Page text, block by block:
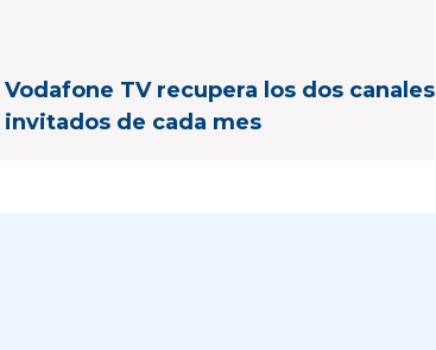
Vodafone TV recupera los dos canales
invitados de cada mes